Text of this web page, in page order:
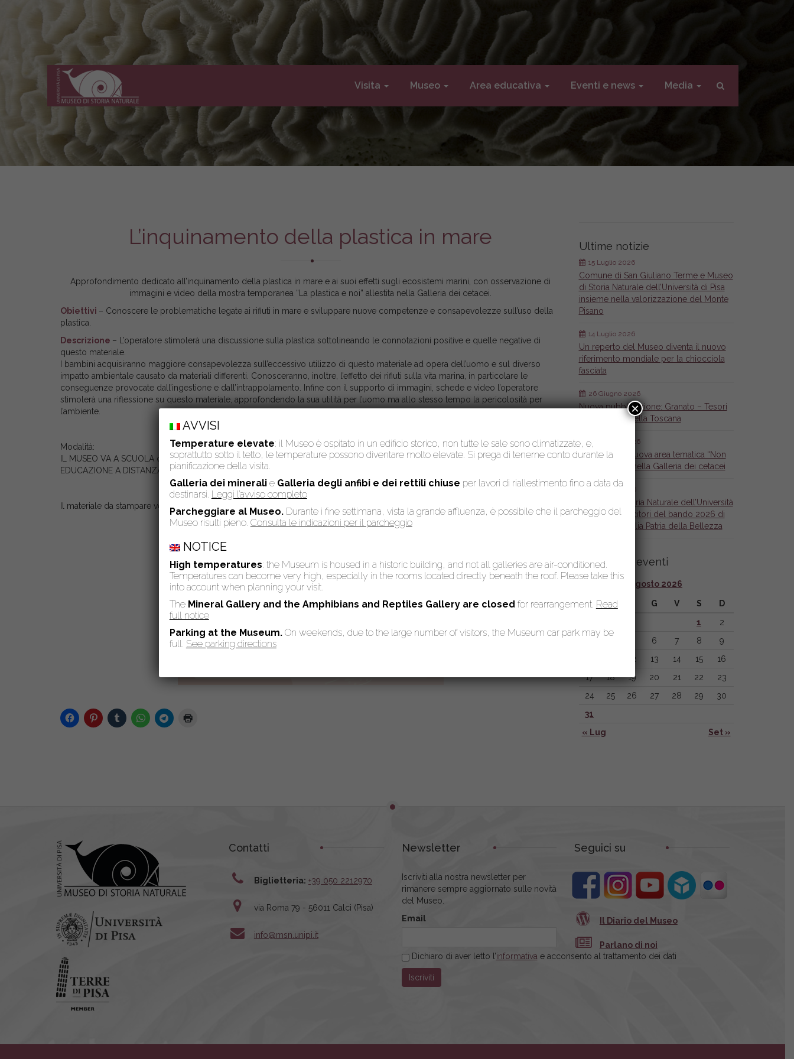
Museo
di
Storia
Naturale
dell'Università
di
Visita Museo Area educativa Eventi e news Media
L’inquinamento della plastica in mare
Approfondimento dedicato all’inquinamento della plastica in mare e ai suoi effetti sugli ecosistemi marini, con osservazione di
immagini e video della mostra temporanea “La plastica e noi” allestita nella Galleria dei cetacei.
Obiettivi – Conoscere le problematiche legate ai rifiuti in mare e sviluppare nuove competenze e consapevolezze sull’uso della
plastica.
Descrizione – L’operatore stimolerà una discussione sulla plastica sottolineando le connotazioni positive e quelle negative di
questo materiale.
I bambini acquisiranno maggiore consapevolezza sull’eccessivo utilizzo di questo materiale ad opera dell’uomo e sul diverso
impatto ambientale causato da materiali differenti. Conosceranno, inoltre, l’effetto dei rifiuti sulla vita marina, in particolare le
conseguenze provocate dall’ingestione e dall’intrappolamento. Infine con il supporto di immagini, schede e video l’operatore
stimolerà una riflessione su questo materiale, approfondendo la sua utilità per l’uomo ma allo stesso tempo la pericolosità per
l’ambiente.
Modalità:
IL MUSEO VA A SCUOLA costo: 8€
EDUCAZIONE A DISTANZA costo: 5€
Il materiale da stampare verrà inviato per email all’insegnante prima dell’attività.
Ultime notizie
Comune di San Giuliano Terme e Museo
di Storia Naturale dell’Università di Pisa
insieme nella valorizzazione del Monte
Pisano
15 Luglio 2026
Un reperto del Museo diventa il nuovo
riferimento mondiale per la chiocciola
fasciata
14 Luglio 2026
Nuova pubblicazione: Granato – Tesori
mineralogici della Toscana
26 Giugno 2026
Inaugurata la nuova area tematica “Non
solo Cetacei” nella Galleria dei cetacei
26 Giugno 2026
Il Museo di Storia Naturale dell’Università
di Pisa tra i vincitori del bando 2026 di
Fondazione Italia Patria della Bellezza
6 Maggio 2026
Calendario eventi
Agosto 2026
L M G V S D
« Lug Set »
1
2
6 7 8
9
12 13 14 15
16
17
18 19 20 21 22
23
24
25 26 27 28 29
30
31
Contatti
Biglietteria: +39 050 2212970
via Roma 79 - 56011 Calci (Pisa)
info@msn.unipi.it
Newsletter
Iscriviti alla nostra newsletter per
rimanere sempre aggiornato sulle novità
del Museo.
Email
Dichiaro di aver letto l’informativa e acconsento al trattamento dei dati
Seguici su
Il Diario del Museo
Parlano di noi
AVVISI
Temperature elevate: il Museo è ospitato in un edificio storico, non tutte le sale sono climatizzate, e,
soprattutto sotto il tetto, le temperature possono diventare molto elevate. Si prega di tenerne conto durante la
pianificazione della visita.
Galleria dei mineralie Galleria degli anfibi e dei rettili chiuse per lavori di riallestimento fino a data da
destinarsi. Leggi l’avviso completo
Parcheggiare al Museo.Durante i fine settimana, vista la grande affluenza, è possibile che il parcheggio del
Museo risulti pieno. Consulta le indicazioni per il parcheggio
NOTICE
High temperatures: the Museum is housed in a historic building, and not all galleries are air-conditioned.
Temperatures can become very high, especially in the rooms located directly beneath the roof. Please take this
into account when planning your visit.
The Mineral Gallery and the Amphibians and Reptiles Gallery are closed for rearrangement. Read
full notice
Parking at the Museum.On weekends, due to the large number of visitors, the Museum car park may be
full. See parking directions
×